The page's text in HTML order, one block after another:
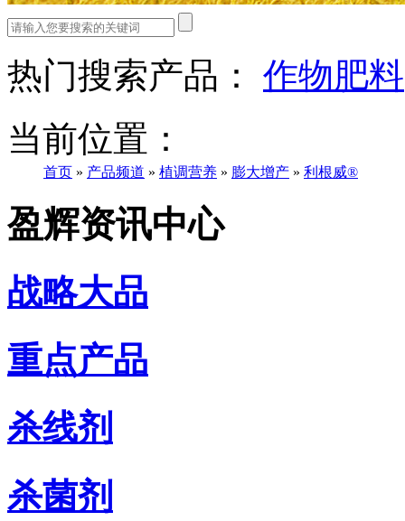
热门搜索产品： 作物肥料
当前位置：
首页 » 产品频道 » 植调营养 » 膨大增产 » 利根威®
盈辉资讯中心
战略大品
重点产品
杀线剂
杀菌剂